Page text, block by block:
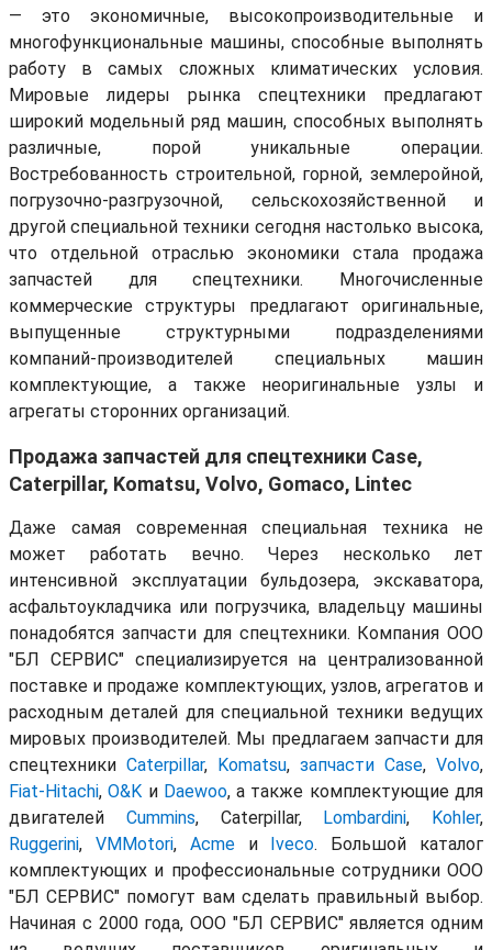
— это экономичные, высокопроизводительные и
многофункциональные машины, способные выполнять
работу в самых сложных климатических условия.
Мировые лидеры рынка спецтехники предлагают
широкий модельный ряд машин, способных выполнять
различные, порой уникальные операции.
Востребованность строительной, горной, землеройной,
погрузочно-разгрузочной, сельскохозяйственной и
другой специальной техники сегодня настолько высока,
что отдельной отраслью экономики стала продажа
запчастей для спецтехники. Многочисленные
коммерческие структуры предлагают оригинальные,
выпущенные структурными подразделениями
компаний-производителей специальных машин
комплектующие, а также неоригинальные узлы и
агрегаты сторонних организаций.
Продажа запчастей для спецтехники Case,
Caterpillar, Komatsu, Volvo, Gomaco, Lintec
Даже самая современная специальная техника не
может работать вечно. Через несколько лет
интенсивной эксплуатации бульдозера, экскаватора,
асфальтоукладчика или погрузчика, владельцу машины
понадобятся запчасти для спецтехники. Компания ООО
"БЛ СЕРВИС" специализируется на централизованной
поставке и продаже комплектующих, узлов, агрегатов и
расходным деталей для специальной техники ведущих
мировых производителей. Мы предлагаем запчасти для
спецтехники Caterpillar, Komatsu, запчасти Case, Volvo,
Fiat-Hitachi,O&K и Daewoo, а также комплектующие для
двигателей Cummins, Caterpillar, Lombardini, Kohler,
Ruggerini, VMMotori, Acmeи Iveco. Большой каталог
комплектующих и профессиональные сотрудники ООО
"БЛ СЕРВИС" помогут вам сделать правильный выбор.
Начиная с 2000 года, ООО "БЛ СЕРВИС" является одним